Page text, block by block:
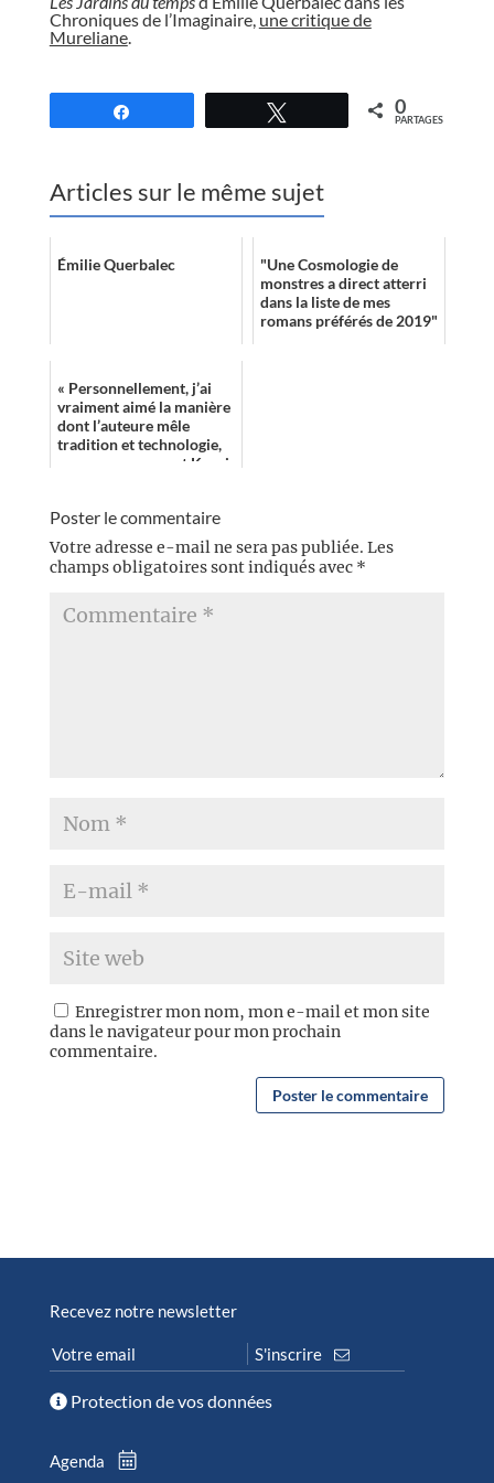
Chroniques de l’Imaginaire, une critique de
Mureliane.
0
PARTAGES
Articles sur le même sujet
Émilie Querbalec
"Une Cosmologie de
monstres a direct atterri
dans la liste de mes
romans préférés de 2019"
« Personnellement, j’ai
vraiment aimé la manière
dont l’auteure mêle
tradition et technologie,
ses personnages, et Kaori
Poster le commentaire
Votre adresse e-mail ne sera pas publiée. Les
champs obligatoires sont indiqués avec *
Enregistrer mon nom, mon e-mail et mon site
dans le navigateur pour mon prochain
commentaire.
Recevez notre newsletter
Protection de vos données
Agenda